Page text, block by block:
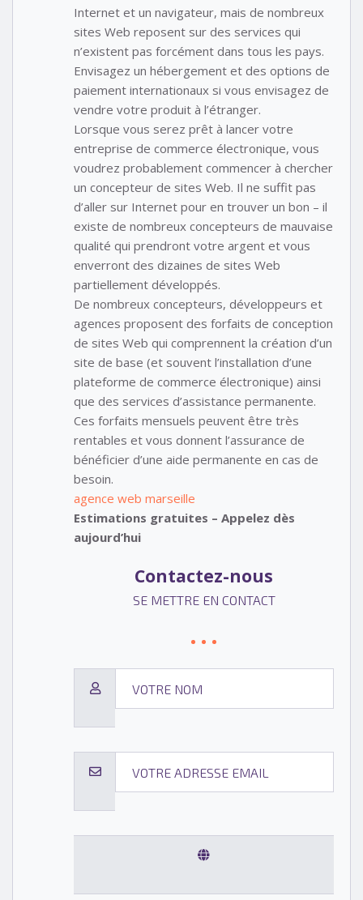
Internet et un navigateur, mais de nombreux
sites Web reposent sur des services qui
n’existent pas forcément dans tous les pays.
Envisagez un hébergement et des options de
paiement internationaux si vous envisagez de
vendre votre produit à l’étranger.
Lorsque vous serez prêt à lancer votre
entreprise de commerce électronique, vous
voudrez probablement commencer à chercher
un concepteur de sites Web. Il ne suffit pas
d’aller sur Internet pour en trouver un bon – il
existe de nombreux concepteurs de mauvaise
qualité qui prendront votre argent et vous
enverront des dizaines de sites Web
partiellement développés.
De nombreux concepteurs, développeurs et
agences proposent des forfaits de conception
de sites Web qui comprennent la création d’un
site de base (et souvent l’installation d’une
plateforme de commerce électronique) ainsi
que des services d’assistance permanente.
Ces forfaits mensuels peuvent être très
rentables et vous donnent l’assurance de
bénéficier d’une aide permanente en cas de
besoin.
agence web marseille
Estimations gratuites – Appelez dès
aujourd’hui
Contactez-nous
SE METTRE EN CONTACT